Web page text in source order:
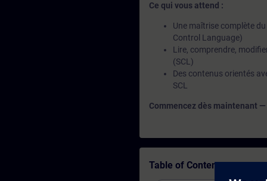
Ce qui vous attend :
Une maîtrise complète
Control Language)
Lire, comprendre,
(SCL)
Des contenus orientés
SCL
Commencez dès maintenant
Table of Contents